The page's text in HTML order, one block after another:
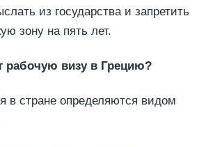
из государства и запретить
зону на пять лет.
рабочую визу в Грецию?
в стране определяются видом